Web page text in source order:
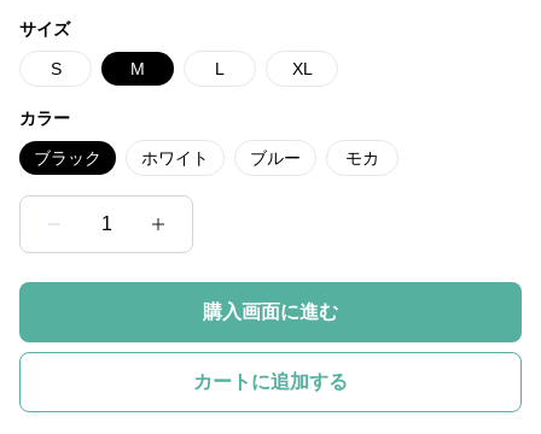
サイズ
S M L XL
カラー
ブラック ホワイト ブルー モカ
1
購入画面に進む
カートに追加する